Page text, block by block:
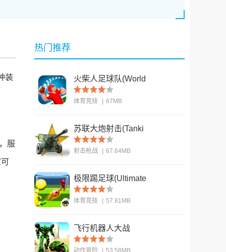
装
服
热门推荐
火柴人足球队(World
Cup - Stickman
Soccer)
体育竞技 67MB
苏联大炮射击(Tanki
USSR Artillery
Shooter)
射击枪战 67.64MB
极限踢足球(Ultimate
kick)
体育竞技 57.81MB
飞行机器人大战
动作冒险 53.58MB